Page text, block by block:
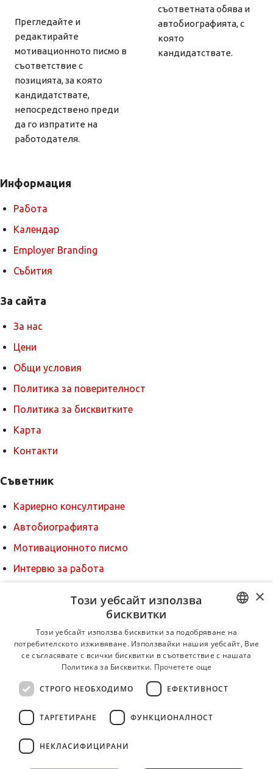
Прегледайте и
редактирайте
мотивационното писмо в
съответствие с
позицията, за която
кандидатствате,
непосредствено преди
да го изпратите на
работодателя.
съответната обява и
автобиографията, с
която
кандидатствате.
Информация
Работа
Календар
Employer Branding
Събития
За сайта
За нас
Цени
Общи условия
Политика за поверителност
Политика за бисквитките
Карта
Контакти
Съветник
Кариерно консултиране
Автобиографията
Мотивационното писмо
Интервю за работа
За новодошли
BULGARIAN
ENGLISH
×
Този уебсайт използва
бисквитки
Този уебсайт използва бисквитки за подобряване на
потребителското изживяване. Използвайки нашия уебсайт, Вие
се съгласявате с всички бисквитки в съответствие с нашата
Политика за Бисквитки. Прочетете още
СТРОГО НЕОБХОДИМО ЕФЕКТИВНОСТ
ТАРГЕТИРАНЕ ФУНКЦИОНАЛНОСТ
НЕКЛАСИФИЦИРАНИ